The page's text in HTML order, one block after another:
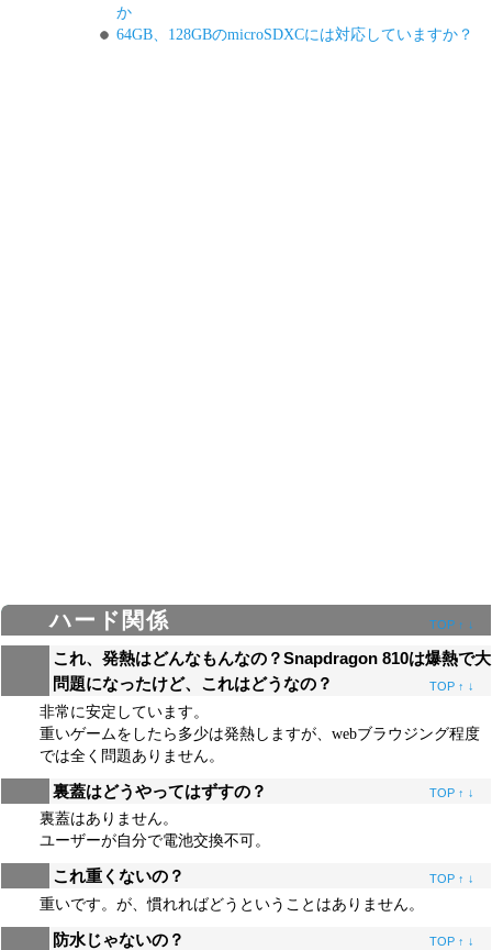
か
64GB、128GBのmicroSDXCには対応していますか？
ハード関係 TOP ↑ ↓
これ、発熱はどんなもんなの？Snapdragon 810は爆熱で大
問題になったけど、これはどうなの？
TOP ↑ ↓
非常に安定しています。
重いゲームをしたら多少は発熱しますが、webブラウジング程度
では全く問題ありません。
裏蓋はどうやってはずすの？ TOP ↑ ↓
裏蓋はありません。
ユーザーが自分で電池交換不可。
これ重くないの？ TOP ↑ ↓
重いです。が、慣れればどうということはありません。
防水じゃないの？ TOP ↑ ↓